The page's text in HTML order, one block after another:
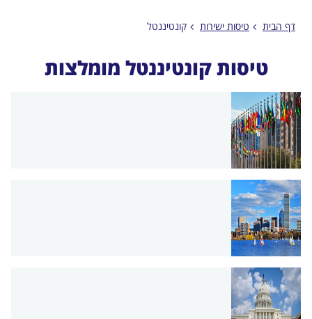
דף הבית טיסות ישירות קונטיננטל
טיסות קונטיננטל מומלצות